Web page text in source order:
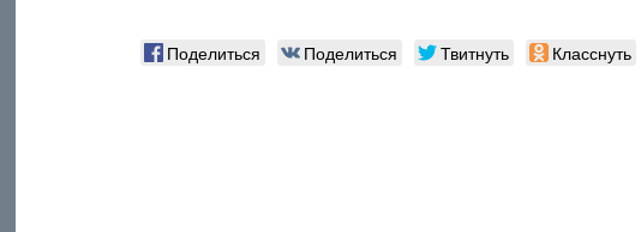
Поделиться Поделиться Твитнуть Класснуть